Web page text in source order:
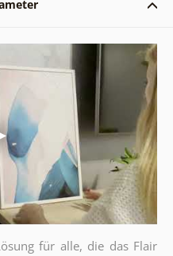
für alle, die das Flair